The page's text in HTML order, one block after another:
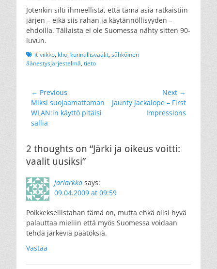
Jotenkin silti ihmeellistä, että tämä asia ratkaistiin
järjen – eikä siis rahan ja käytännöllisyyden –
ehdoilla. Tällaista ei ole Suomessa nähty sitten 90-
luvun.
Tagsit-viikko, kho, kunnallisvaalit, sähköinen
äänestysjärjestelmä, tieto
Artikkelien
selaus
← Previous
Previous
post:
Miksi suojaamattoman
WLAN:in käyttö pitäisi
sallia
Next →
Next
Jaunty Jackalope – First
Impressions
2 thoughts on “Järki ja oikeus voitti:
vaalit uusiksi”
jariarkko says:
09.04.2009 at 09:59
Poikkeksellistahan tämä on, mutta ehkä olisi hyvä
palauttaa mieliin että myös Suomessa voidaan
tehdä järkeviä päätöksiä.
Vastaa